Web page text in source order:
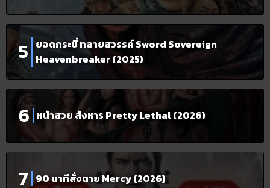
ยอดกระบี่ ทลายสวรรค์ Sword Sovereign
Heavenbreaker (2025)
หน้าสวย สังหาร Pretty Lethal (2026)
90 นาทีสั่งตาย Mercy (2026)